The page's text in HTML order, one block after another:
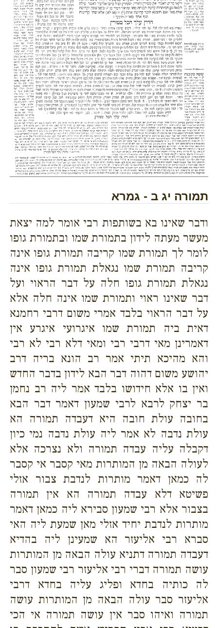
תמורה יג ב - גמרא
ודבר שאינו בא בשותפות רבי אומר למה יצאת
מעשר מעתה לידון בתמורת שמו ובתמורת גופו
לומר לך תמורת שמו קריבה תמורת גופו אינה
קריבה תמורת שמו נגאלת תמורת גופו אינה
נגאלת תמורת גופו חלה על דבר הראוי ועל
דבר שאינו ראוי ותמורת שמו אינה חלה אלא
על דבר הראוי בלבד אמרי משום דרבי רחמנא
דאית ביה תמורת שמו איגרועי איגרע אין
דאמרינן מאי דרבי רבי ומאי דלא רבי לא רבי
והא מהיכא תיתי אמר רב הונא בריה דרב
יהושע משום דהוה דבר הבא לידון בדבר החדש
ואין בו אלא חידושו בלבד אמר ליה רב נחמן
בר יצחק לרבא לרבי שמעון דאמר דבר הבא
בחובה עולת חובה היא דעבדה תמורה הא
עולת נדבה לא אמר ליה עולת נדבה נמי כיון
דקבלה עליה עבדה תמורה ולא נצרכה אלא
לעולה הבאה מן המותרות מאי קסבר אי קסבר
לה כמאן דאמר מותרות לנדבת צבור אזלי
פשיטא דלא עבדה תמורה הא אין תמורה
בצבור אלא רבי שמעון סבירא ליה כמאן דאמר
מותרות לנדבת יחיד אזלי מאן שמעת ליה האי
סברא רבי אליעזר הא שמעינן ליה בהדיא
דעבדה תמורה דתניא עולה הבאה מן המותרות
עושה תמורה דברי רבי אליעזר רבי שמעון סבר
לה כותיה בחדא ופליג עליה בחדא דרבי
אליעזר סבר עולה הבאה מן המותרות עושה
תמורה ואיהו סבר אין עושה תמורה אי הכי